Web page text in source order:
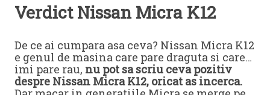
Verdict Nissan Micra K12
De ce ai cumpara asa ceva? Nissan Micra K12
e genul de masina care pare draguta si care…
imi pare rau, nu pot sa scriu ceva pozitiv
despre Nissan Micra K12, oricat as incerca.